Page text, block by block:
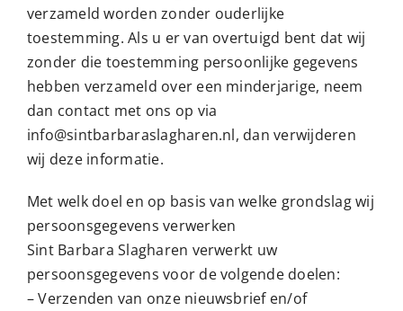
verzameld worden zonder ouderlijke
toestemming. Als u er van overtuigd bent dat wij
zonder die toestemming persoonlijke gegevens
hebben verzameld over een minderjarige, neem
dan contact met ons op via
info@sintbarbaraslagharen.nl, dan verwijderen
wij deze informatie.
Met welk doel en op basis van welke grondslag wij
persoonsgegevens verwerken
Sint Barbara Slagharen verwerkt uw
persoonsgegevens voor de volgende doelen:
– Verzenden van onze nieuwsbrief en/of